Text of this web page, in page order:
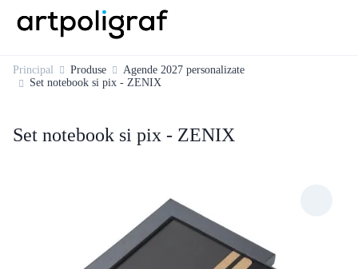
Principal Produse
Agende 2027 personalizate
Set notebook si pix - ZENIX
Set notebook si pix - ZENIX